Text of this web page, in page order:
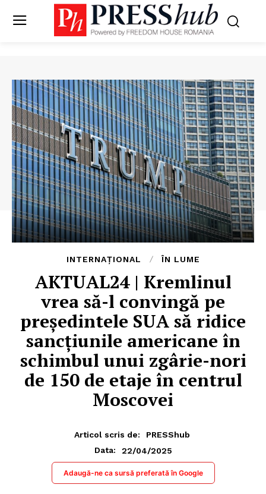
INTERNAȚIONAL ÎN LUME
AKTUAL24 | Kremlinul
vrea să-l convingă pe
președintele SUA să ridice
sancțiunile americane în
schimbul unui zgârie-nori
de 150 de etaje în centrul
Moscovei
Articol scris de:
PRESShub
Data:
22/04/2025
Adaugă-ne ca sursă preferată în Google